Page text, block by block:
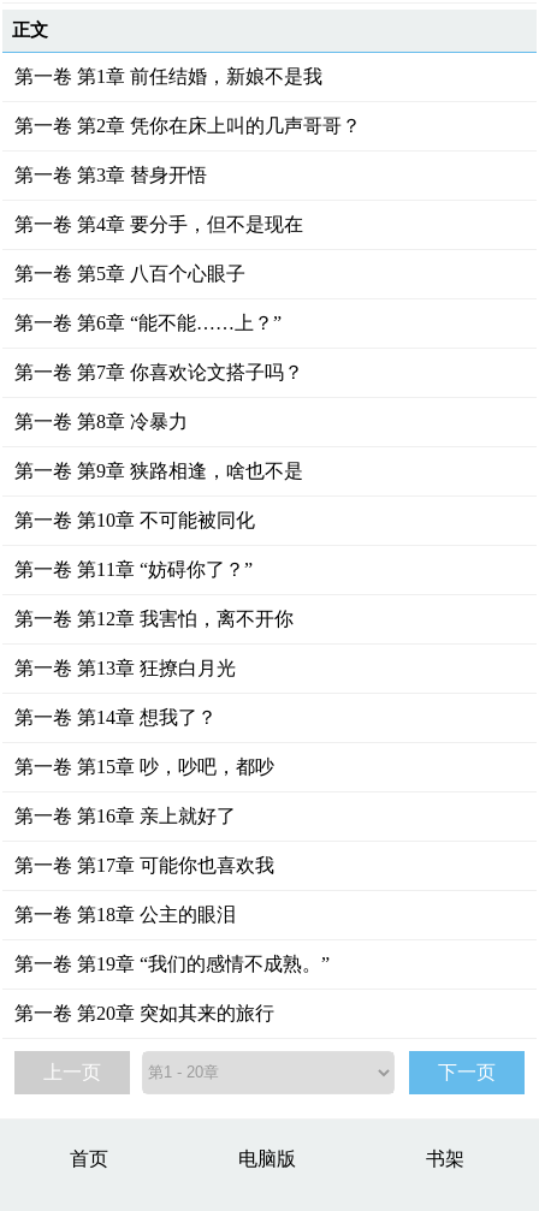
正文
第一卷 第1章 前任结婚，新娘不是我
第一卷 第2章 凭你在床上叫的几声哥哥？
第一卷 第3章 替身开悟
第一卷 第4章 要分手，但不是现在
第一卷 第5章 八百个心眼子
第一卷 第6章 “能不能……上？”
第一卷 第7章 你喜欢论文搭子吗？
第一卷 第8章 冷暴力
第一卷 第9章 狭路相逢，啥也不是
第一卷 第10章 不可能被同化
第一卷 第11章 “妨碍你了？”
第一卷 第12章 我害怕，离不开你
第一卷 第13章 狂撩白月光
第一卷 第14章 想我了？
第一卷 第15章 吵，吵吧，都吵
第一卷 第16章 亲上就好了
第一卷 第17章 可能你也喜欢我
第一卷 第18章 公主的眼泪
第一卷 第19章 “我们的感情不成熟。”
第一卷 第20章 突如其来的旅行
上一页 下一页
首页 电脑版 书架